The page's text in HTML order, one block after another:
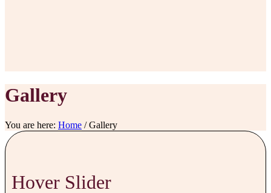
Gallery
You are here: Home /Gallery
Hover Slider